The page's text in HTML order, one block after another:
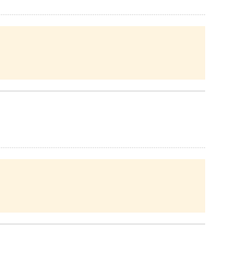
供することはいたし
要な範囲において、
情報保護契約等の措
す。